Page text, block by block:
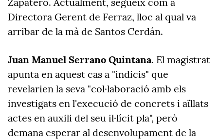
Directora Gerent de Ferraz, lloc al qual va
arribar de la mà de Santos Cerdán.
Juan Manuel Serrano Quintana. El magistrat
apunta en aquest cas a "indicis" que
revelarien la seva "col·laboració amb els
investigats en l'execució de concrets i aïllats
actes en auxili del seu il·lícit pla", però
demana esperar al desenvolupament de la